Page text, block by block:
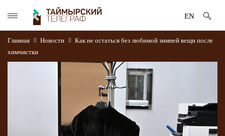
EN
Главная Новости
Как не остаться без любимой зимней вещи после
химчистки